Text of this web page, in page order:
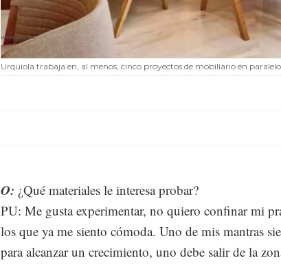
Urquiola trabaja en, al menos, cinco proyectos de mobiliario en paralelo.
O: ¿Qué materiales le interesa probar?
PU: Me gusta experimentar, no quiero confinar mi
los que ya me siento cómoda. Uno de mis mantras
para alcanzar un crecimiento, uno debe salir de la